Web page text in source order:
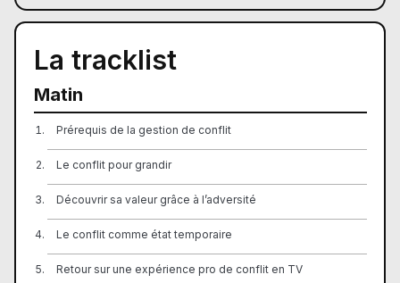
La tracklist
Matin
Prérequis de la gestion de conflit
Le conflit pour grandir
Découvrir sa valeur grâce à l’adversité
Le conflit comme état temporaire
Retour sur une expérience pro de conflit en TV